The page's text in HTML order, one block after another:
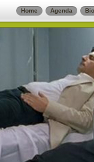
Home Agenda